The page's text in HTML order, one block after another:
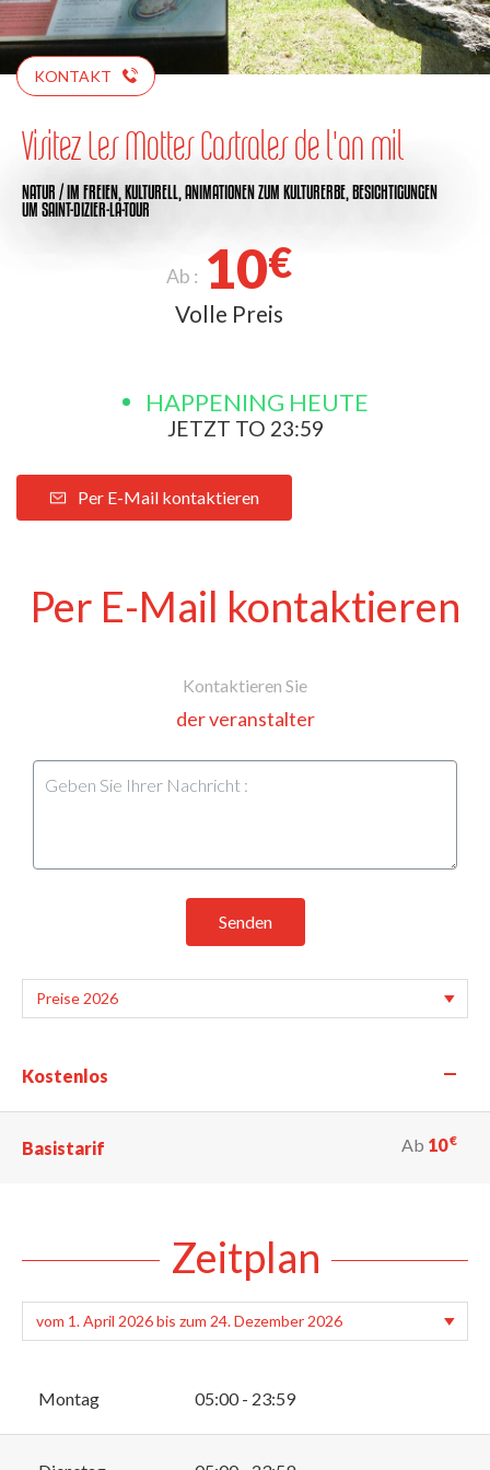
KONTAKT
Visitez Les Mottes Castrales de l'an mil
NATUR / IM FREIEN, KULTURELL, ANIMATIONEN ZUM KULTURERBE, BESICHTIGUNGEN
UM SAINT-DIZIER-LA-TOUR
Ab : 10€
Volle Preis
HAPPENING HEUTE
JETZT TO 23:59
Per E-Mail kontaktieren
Per E-Mail kontaktieren
Kontaktieren Sie
der veranstalter
Senden
Kostenlos —
Basistarif Ab 10€
Zeitplan
Montag 05:00 - 23:59